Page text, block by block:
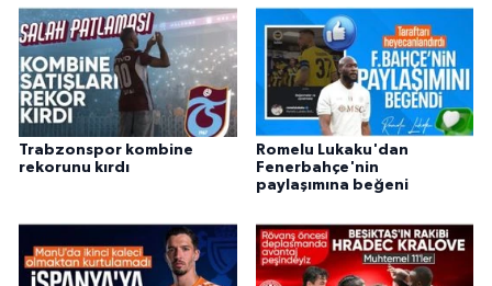
Trabzonspor kombine
rekorunu kırdı
Romelu Lukaku'dan
Fenerbahçe'nin
paylaşımına beğeni